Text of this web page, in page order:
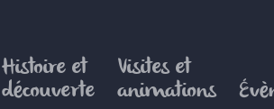
Histoire et
découverte
Visites et
animations